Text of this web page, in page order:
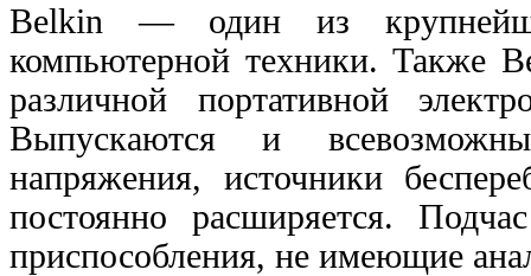
Belkin — один из
компьютерной техники. Также
различной портативной
Выпускаются и
напряжения, источники
постоянно расширяется.
приспособления, не имеющие